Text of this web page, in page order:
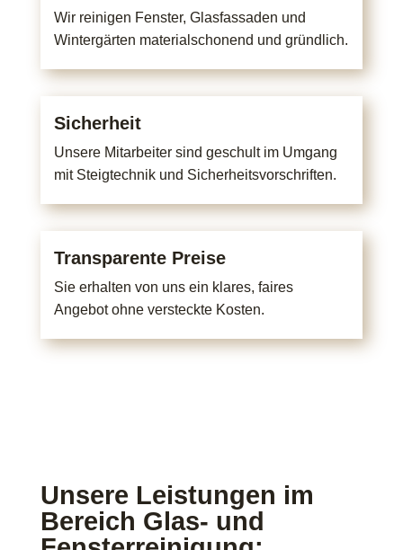
Wir reinigen Fenster, Glasfassaden und
Wintergärten materialschonend und gründlich.
Sicherheit
Unsere Mitarbeiter sind geschult im Umgang
mit Steigtechnik und Sicherheitsvorschriften.
Transparente Preise
Sie erhalten von uns ein klares, faires
Angebot ohne versteckte Kosten.
Unsere Leistungen im
Bereich Glas- und